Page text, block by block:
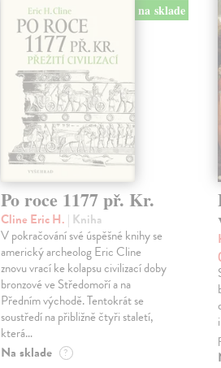
na sklade
Po roce 1177 př. Kr.
Cline Eric H. | Kniha
V pokračování své úspěšné knihy se
americký archeolog Eric Cline
znovu vrací ke kolapsu civilizací doby
bronzové ve Středomoří a na
Předním východě. Tentokrát se
soustředí na přibližně čtyři staletí,
která…
Na sklade ?